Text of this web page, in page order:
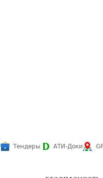
Тендеры АТИ-Доки